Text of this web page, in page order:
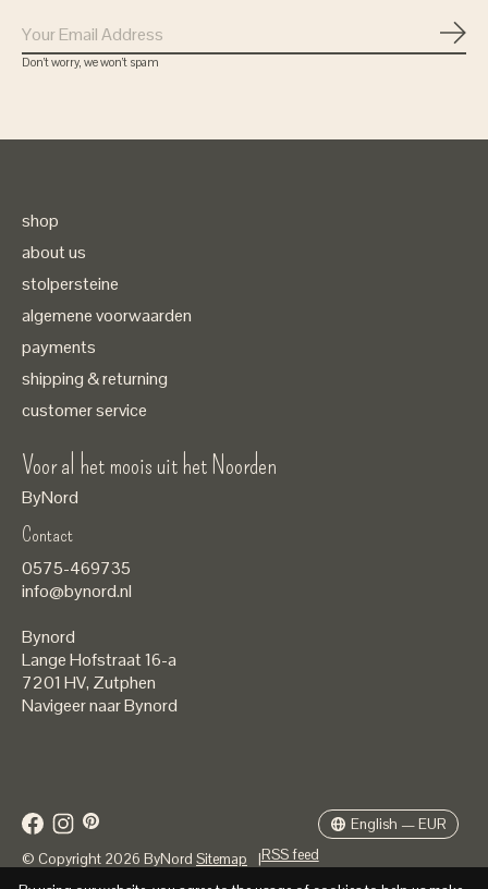
Don’t worry, we won’t spam
shop
about us
stolpersteine
algemene voorwaarden
payments
shipping & returning
customer service
Voor al het moois uit het Noorden
ByNord
Contact
0575-469735
info@bynord.nl
Bynord
Lange Hofstraat 16-a
7201 HV, Zutphen
Navigeer naar Bynord
© Copyright 2026 ByNord Sitemap |RSS feed
English — EUR